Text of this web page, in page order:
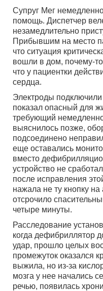
Супруг Мег
помощь. Диспетчер
незамедлительно
Прибывшим на место
что ситуация
вошли в дом, почему-
что у пациентки
сердца.
Электроды подключили
показал опасный для
требующий
выяснилось позже,
подсоединено
еще оставались
вместо
устройство не
после исправления
нажала не ту кнопку на
отсрочило
четыре минуты.
Расследование
когда дефибриллятор
удар, прошло целых
промежуток оказался
выжила, но из-за
мозга у нее начались
речью, появилась